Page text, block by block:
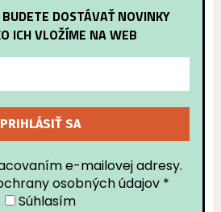
DOSTÁVAŤ NOVINKY
ICH VLOŽÍME NA WEB
e-mailovej adresy.
osobných údajov *
Súhlasím